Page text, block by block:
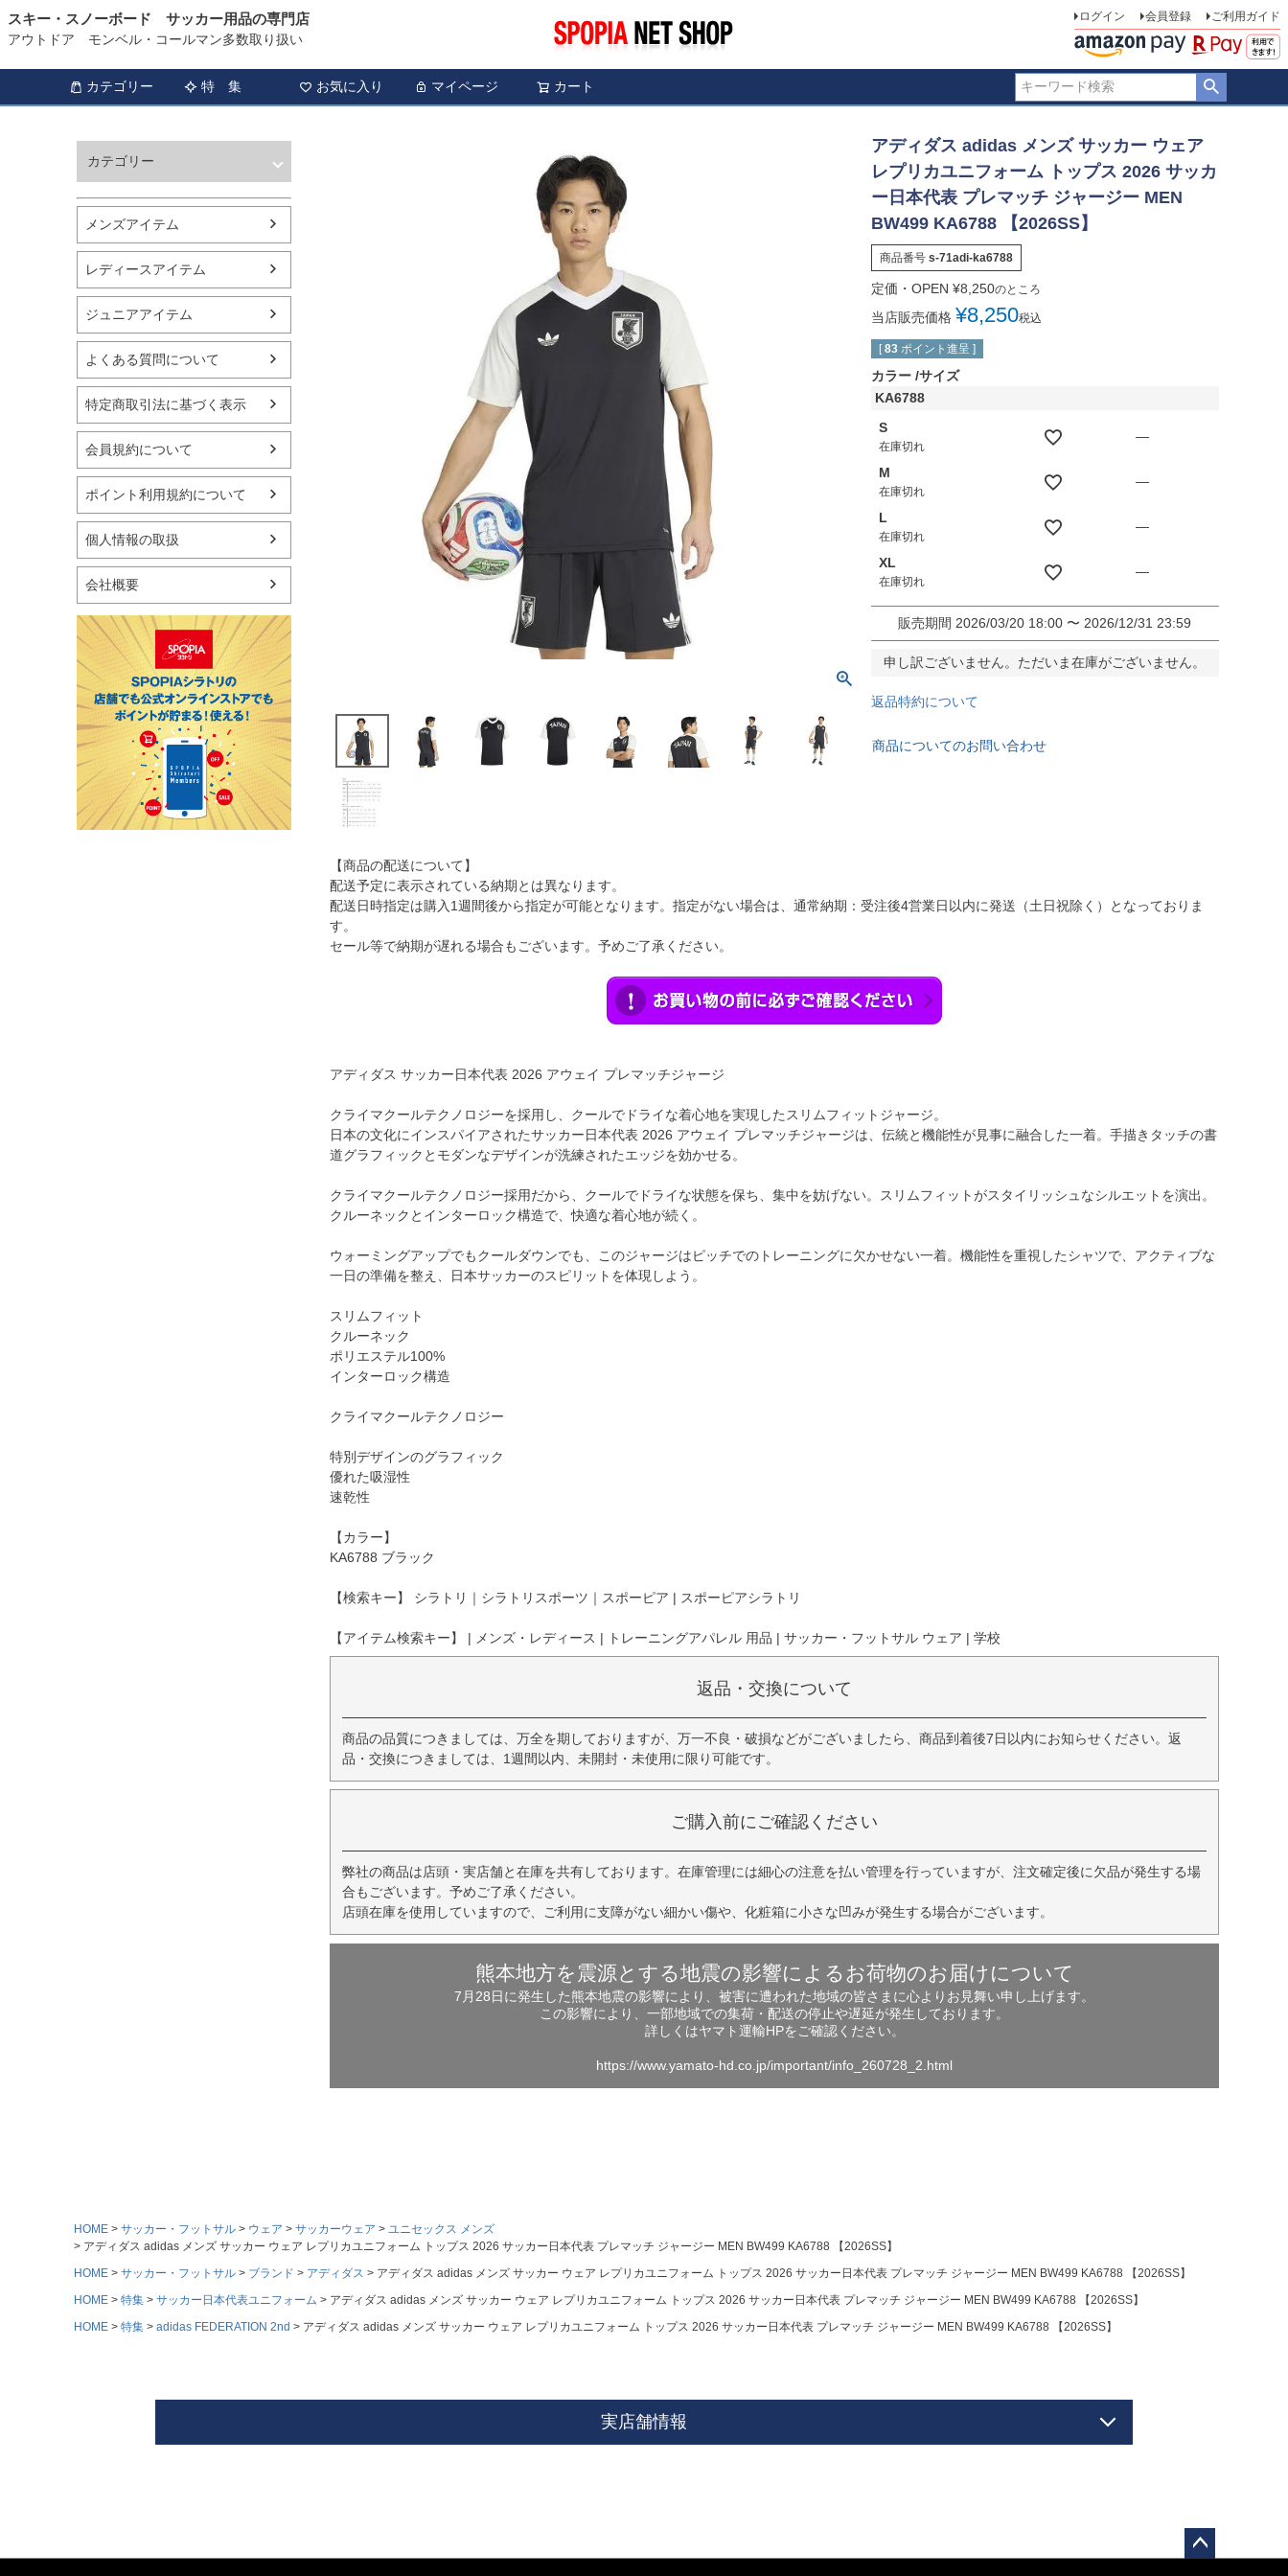
スキー・スノーボード サッカー用品の専門店
アウトドア モンベル・コールマン多数取り扱い
ログイン 会員登録 ご利用ガイド
カテゴリー 特 集 お気に入り マイページ カート
カテゴリー
バスケットボール
シューズ
ランニング用品
スポーツアパレル
テニス
バレーボール
フィットネス用品
スイミング用品
マリン
スケートボード
野球・ソフトボール
ゴルフ
卓球用品
バッグ・サングラス
ハンドボール用品
ラグビー用品
グランドゴルフ
メンズアイテム
レディースアイテム
ジュニアアイテム
よくある質問について
特定商取引法に基づく表示
会員規約について
ポイント利用規約について
個人情報の取扱
会社概要
アディダス adidas メンズ サッカー ウェア
レプリカユニフォーム トップス 2026 サッカ
ー日本代表 プレマッチ ジャージー MEN
BW499 KA6788 【2026SS】
商品番号 s-71adi-ka6788
定価・OPEN ¥8,250のところ
当店販売価格 ¥8,250税込
[ 83 ポイント進呈 ]
カラー サイズ
KA6788
S
在庫切れ
—
M
在庫切れ
—
L
在庫切れ
—
XL
在庫切れ
—
販売期間 2026/03/20 18:00 〜 2026/12/31 23:59
申し訳ございません。ただいま在庫がございません。
返品特約について
商品についてのお問い合わせ
【商品の配送について】
配送予定に表示されている納期とは異なります。
配送日時指定は購入1週間後から指定が可能となります。指定がない場合は、通常納期：受注後4営業日以内に発送（土日祝除く）となっておりま
す。
セール等で納期が遅れる場合もございます。予めご了承ください。
アディダス サッカー日本代表 2026 アウェイ プレマッチジャージ
クライマクールテクノロジーを採用し、クールでドライな着心地を実現したスリムフィットジャージ。
日本の文化にインスパイアされたサッカー日本代表 2026 アウェイ プレマッチジャージは、伝統と機能性が見事に融合した一着。手描きタッチの書
道グラフィックとモダンなデザインが洗練されたエッジを効かせる。
クライマクールテクノロジー採用だから、クールでドライな状態を保ち、集中を妨げない。スリムフィットがスタイリッシュなシルエットを演出。
クルーネックとインターロック構造で、快適な着心地が続く。
ウォーミングアップでもクールダウンでも、このジャージはピッチでのトレーニングに欠かせない一着。機能性を重視したシャツで、アクティブな
一日の準備を整え、日本サッカーのスピリットを体現しよう。
スリムフィット
クルーネック
ポリエステル100%
インターロック構造
クライマクールテクノロジー
特別デザインのグラフィック
優れた吸湿性
速乾性
【カラー】
KA6788 ブラック
【検索キー】 シラトリ｜シラトリスポーツ｜スポーピア | スポーピアシラトリ
【アイテム検索キー】 | メンズ・レディース | トレーニングアパレル 用品 | サッカー・フットサル ウェア | 学校
返品・交換について
商品の品質につきましては、万全を期しておりますが、万一不良・破損などがございましたら、商品到着後7日以内にお知らせください。返
品・交換につきましては、1週間以内、未開封・未使用に限り可能です。
ご購入前にご確認ください
弊社の商品は店頭・実店舗と在庫を共有しております。在庫管理には細心の注意を払い管理を行っていますが、注文確定後に欠品が発生する場
合もございます。予めご了承ください。
店頭在庫を使用していますので、ご利用に支障がない細かい傷や、化粧箱に小さな凹みが発生する場合がございます。
熊本地方を震源とする地震の影響によるお荷物のお届けについて
7月28日に発生した熊本地震の影響により、被害に遭われた地域の皆さまに心よりお見舞い申し上げます。
この影響により、一部地域での集荷・配送の停止や遅延が発生しております。
詳しくはヤマト運輸HPをご確認ください。
https://www.yamato-hd.co.jp/important/info_260728_2.html
HOME サッカー・フットサル ウェア サッカーウェア
ユニセックス メンズ
アディダス adidas メンズ サッカー ウェア レプリカユニフォーム トップス 2026 サッカー日本代表 プレマッチ ジャージー MEN BW499 KA6788 【2026SS】
HOME
サッカー・フットサル ブランド アディダス
アディダス adidas メンズ サッカー ウェア レプリカユニフォーム トップス 2026 サッカー日本代表 プレマッチ ジャージー MEN BW499 KA6788 【2026SS】
HOME
特集 サッカー日本代表ユニフォーム
アディダス adidas メンズ サッカー ウェア レプリカユニフォーム トップス 2026 サッカー日本代表 プレマッチ ジャージー MEN BW499 KA6788 【2026SS】
HOME
特集 adidas FEDERATION 2nd アディダス adidas メンズ サッカー ウェア レプリカユニフォーム トップス 2026 サッカー日本代表 プレマッチ ジャージー MEN BW499 KA6788 【2026SS】
実店舗情報